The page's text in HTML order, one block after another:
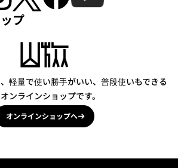
プ
軽量で使い勝手がいい、普段使いもできる
ンラインショップです。
オンラインショップへ